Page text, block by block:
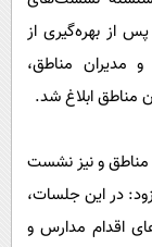
از بهره‌گیری از
مدیران مناطق،
مناطق ابلاغ شد.
مناطق و نیز نشست
در این جلسات،
اقدام مدارس و